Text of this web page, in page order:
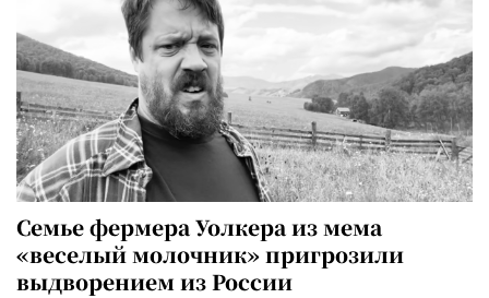
Семье фермера Уолкера из мема
«веселый молочник» пригрозили
выдворением из России